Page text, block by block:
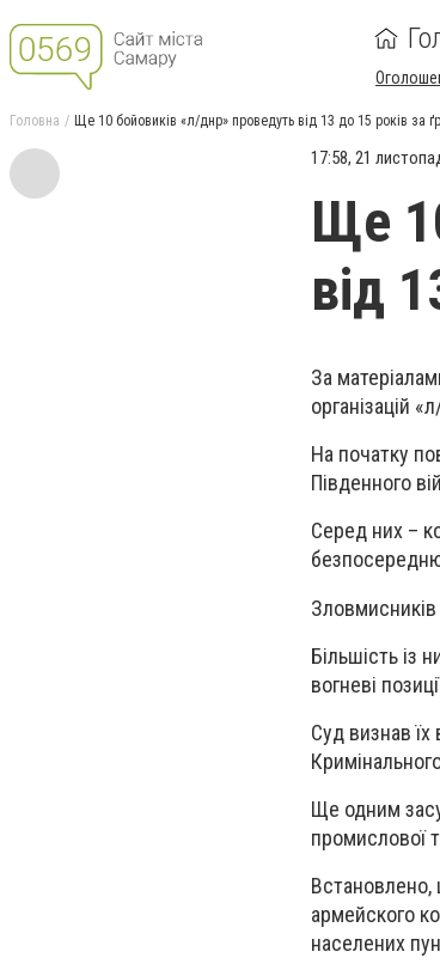
Головна Ще 10 бойовиків «л/днр» проведуть від 13 до 15 років за
17:58, 21
Ще
від
За
організацій
На початку
Південного
Серед них –
Зловмисників
Більшість із
вогневі
Суд визнав
Ще одним
промислової
Встановлено,
армейского
населених